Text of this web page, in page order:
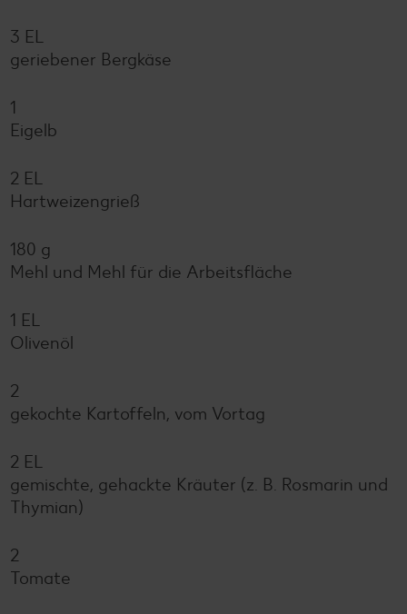
3 EL
geriebener Bergkäse
1
Eigelb
2 EL
Hartweizengrieß
180 g
Mehl und Mehl für die Arbeitsfläche
1 EL
Olivenöl
2
gekochte Kartoffeln, vom Vortag
2 EL
gemischte, gehackte Kräuter (z. B. Rosmarin und
Thymian)
2
Tomate